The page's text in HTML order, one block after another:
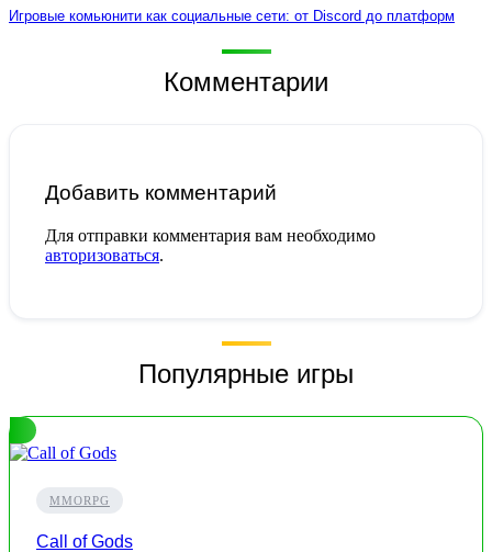
Игровые комьюнити как социальные сети: от Discord до платформ
Комментарии
Добавить комментарий
Для отправки комментария вам необходимо
авторизоваться.
Популярные игры
MMORPG
Call of Gods